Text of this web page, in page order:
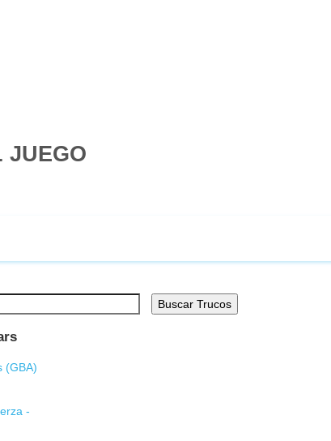
JUEGO
Buscar Trucos
(GBA)
-